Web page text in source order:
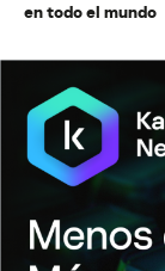
en todo el mundo